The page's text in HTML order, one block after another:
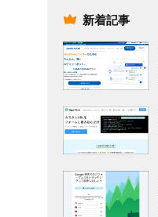
新着記事